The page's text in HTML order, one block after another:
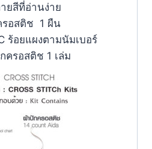
ายสีที่อ่านง่าย
รอสติช 1 ผืน
ร้อยแผงตามนัมเบอร์
ครอสติช 1 เล่ม